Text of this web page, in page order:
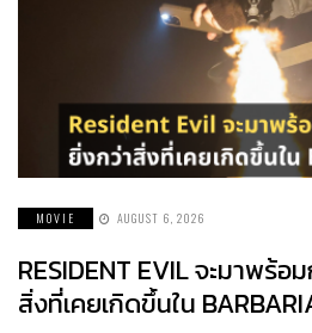
MOVIE AUGUST 6, 2026
RESIDENT EVIL จะมาพร้
สิ่งที่เคยเกิดขึ้นใน